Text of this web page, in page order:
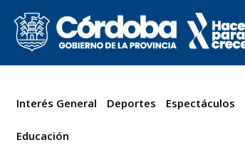
Interés General Deportes Espectáculos
Educación